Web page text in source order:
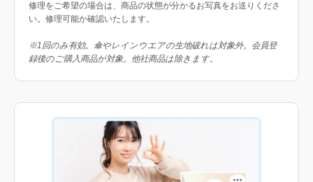
修理をご希望の場合は、商品の状態が分かるお写真をお送りくださ
い。修理可能か確認いたします。
※1回のみ有効。傘やレインウエアの生地破れは対象外。会員登
録後のご購入商品が対象。他社商品は除きます。